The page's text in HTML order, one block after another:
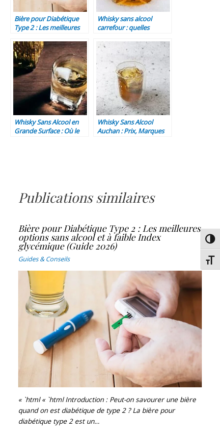
Bière pour Diabétique
Type 2 : Les meilleures
faible Index glycémique
(Guide 2026)
Whisky sans alcool
carrefour : quelles
rayon ? (guide & avis
2026)
Whisky Sans Alcool en
Grande Surface : Où le
Whisky Sans Alcool
Auchan : Prix, Marques
Publications similaires
Bière pour Diabétique Type 2 : Les meilleures
options sans alcool et à faible Index
glycémique (Guide 2026)
Guides & Conseils
« `html « `html Introduction : Peut-on savourer une bière
quand on est diabétique de type 2 ? La bière pour
diabétique type 2 est un…